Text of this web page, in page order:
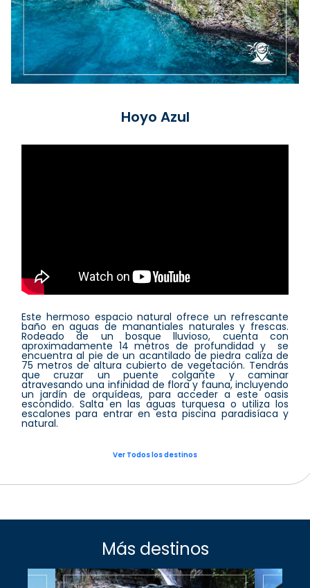
Hoyo Azul
Este hermoso espacio natural ofrece un refrescante
baño en aguas de manantiales naturales y frescas.
Rodeado de un bosque lluvioso, cuenta con
aproximadamente 14 metros de profundidad y se
encuentra al pie de un acantilado de piedra caliza de
75 metros de altura cubierto de vegetación. Tendrás
que cruzar un puente colgante y caminar
atravesando una infinidad de flora y fauna, incluyendo
un jardín de orquídeas, para acceder a este oasis
escondido. Salta en las aguas turquesa o utiliza los
escalones para entrar en esta piscina paradisíaca y
natural.
Ver Todos los destinos
Más destinos